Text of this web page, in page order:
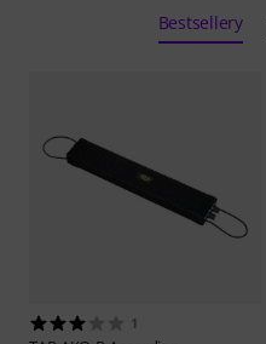
Bestsellery
1